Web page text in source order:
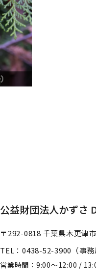
公益財団法人かずさ
〒292-0818 千葉県木更津
TEL：0438-52-3900（事務
営業時間： 9:00～12:00 /